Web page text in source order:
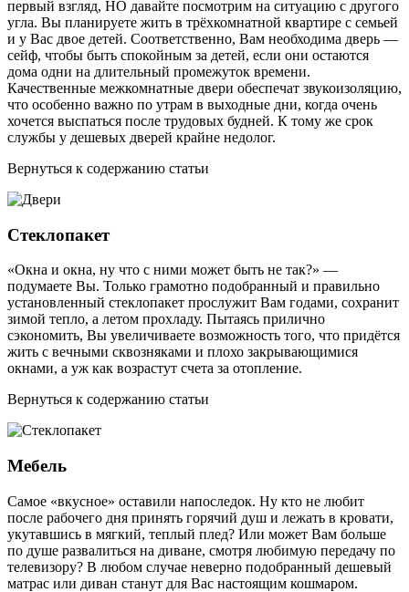
первый взгляд, НО давайте посмотрим на ситуацию с другого
угла. Вы планируете жить в трёхкомнатной квартире с семьей
и у Вас двое детей. Соответственно, Вам необходима дверь —
сейф, чтобы быть спокойным за детей, если они остаются
дома одни на длительный промежуток времени.
Качественные межкомнатные двери обеспечат звукоизоляцию,
что особенно важно по утрам в выходные дни, когда очень
хочется выспаться после трудовых будней. К тому же срок
службы у дешевых дверей крайне недолог.
Вернуться к содержанию статьи
Стеклопакет
«Окна и окна, ну что с ними может быть не так?» —
подумаете Вы. Только грамотно подобранный и правильно
установленный стеклопакет прослужит Вам годами, сохранит
зимой тепло, а летом прохладу. Пытаясь прилично
сэкономить, Вы увеличиваете возможность того, что придётся
жить с вечными сквозняками и плохо закрывающимися
окнами, а уж как возрастут счета за отопление.
Вернуться к содержанию статьи
Мебель
Самое «вкусное» оставили напоследок. Ну кто не любит
после рабочего дня принять горячий душ и лежать в кровати,
укутавшись в мягкий, теплый плед? Или может Вам больше
по душе развалиться на диване, смотря любимую передачу по
телевизору? В любом случае неверно подобранный дешевый
матрас или диван станут для Вас настоящим кошмаром.